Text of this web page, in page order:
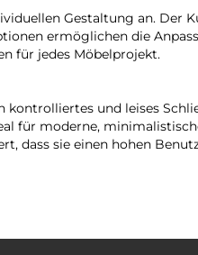
Gestaltung an. Der
ermöglichen die
für jedes Möbelprojekt.
und leises
für moderne,
dass sie einen hohen